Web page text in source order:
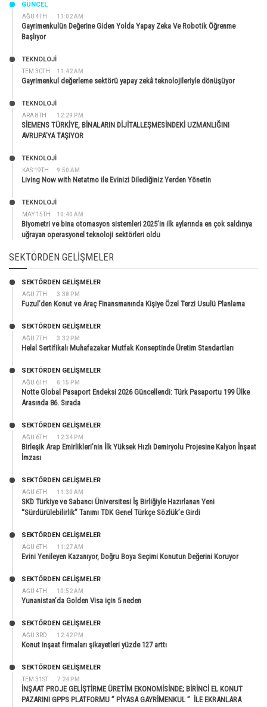
AĞU 4TH 11:02 AM
GÜNCEL
Gayrimenkulün Değerine Giden Yolda Yapay Zeka Ve Robotik Öğrenme
Başlıyor
TEM 30TH 11:42 AM
TEKNOLOJİ
Gayrimenkul değerleme sektörü yapay zekâ teknolojileriyle dönüşüyor
ARA 8TH 12:29 PM
TEKNOLOJİ
SİEMENS TÜRKİYE, BİNALARIN DİJİTALLEŞMESİNDEKİ UZMANLIĞINI
AVRUPA’YA TAŞIYOR
KAS 19TH 9:50 AM
TEKNOLOJİ
Living Now with Netatmo ile Evinizi Dilediğiniz Yerden Yönetin
MAY 15TH 10:40 AM
TEKNOLOJİ
Biyometri ve bina otomasyon sistemleri 2025’in ilk aylarında en çok saldırıya
uğrayan operasyonel teknoloji sektörleri oldu
SEKTÖRDEN GELIŞMELER
AĞU 7TH 3:38 PM
SEKTÖRDEN GELIŞMELER
Fuzul’den Konut ve Araç Finansmanında Kişiye Özel Terzi Usulü Planlama
AĞU 7TH 3:32 PM
SEKTÖRDEN GELIŞMELER
Helal Sertifikalı Muhafazakar Mutfak Konseptinde Üretim Standartları
AĞU 6TH 6:15 PM
SEKTÖRDEN GELIŞMELER
Notte Global Pasaport Endeksi 2026 Güncellendi: Türk Pasaportu 199 Ülke
Arasında 86. Sırada
AĞU 6TH 12:34 PM
SEKTÖRDEN GELIŞMELER
Birleşik Arap Emirlikleri’nin İlk Yüksek Hızlı Demiryolu Projesine Kalyon İnşaat
İmzası
AĞU 6TH 11:30 AM
SEKTÖRDEN GELIŞMELER
SKD Türkiye ve Sabancı Üniversitesi İş Birliğiyle Hazırlanan Yeni
“Sürdürülebilirlik” Tanımı TDK Genel Türkçe Sözlük’e Girdi
AĞU 6TH 11:27 AM
SEKTÖRDEN GELIŞMELER
Evini Yenileyen Kazanıyor, Doğru Boya Seçimi Konutun Değerini Koruyor
AĞU 4TH 10:52 AM
SEKTÖRDEN GELIŞMELER
Yunanistan’da Golden Visa için 5 neden
AĞU 3RD 12:42 PM
SEKTÖRDEN GELIŞMELER
Konut inşaat firmaları şikayetleri yüzde 127 arttı
TEM 31ST 7:24 PM
SEKTÖRDEN GELIŞMELER
İNŞAAT PROJE GELİŞTİRME ÜRETİM EKONOMİSİNDE; BİRİNCİ EL KONUT
PAZARINI GPPS PLATFORMU ” PİYASA GAYRİMENKUL ” İLE EKRANLARA